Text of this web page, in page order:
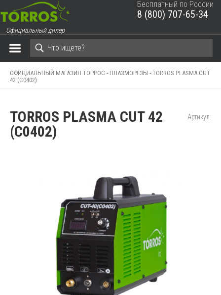
Официальный дилер
Бесплатный по России
8 (800) 707-65-34
ОФИЦИАЛЬНЫЙ МАГАЗИН ТОРРОС - ПЛАЗМОРЕЗЫ - TORROS PLASMA CUT
42 (C0402)
TORROS PLASMA CUT 42
(C0402)
Артикул:
ЗАКРЫТЬ КОРЗИНУ